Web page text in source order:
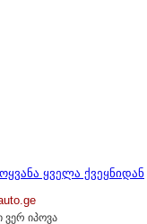
ყველა ქვეყნიდან
ვერ იპოვა